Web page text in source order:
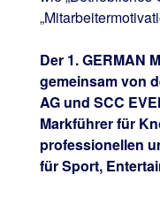
Der 1. GERMAN
gemeinsam von
AG und SCC
Markführer für
professionellen
für Sport,